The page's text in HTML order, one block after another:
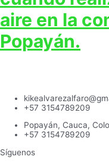
aire en la
Popayán.
+57 3154789209
Popayán, Cauca,
+57 3154789209
Síguenos